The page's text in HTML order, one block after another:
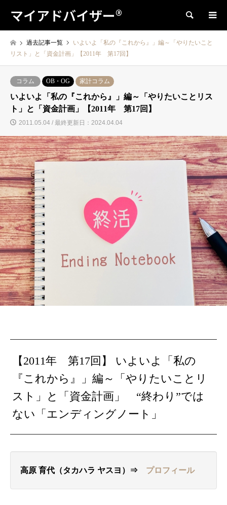
マイアドバイザー® 検索
過去記事一覧
いよいよ「私の『これから』」編～「やりたいこと
リスト」と「資金計画」【2011年 第17回】
コラム OB・OG 家計コラム
いよいよ「私の『これから』」編～「やりたいことリス
ト」と「資金計画」【2011年 第17回】
2011.05.04 / 最終更新日：2024.04.04
【2011年 第17回】 いよいよ「私の
『これから』」編～「やりたいことリ
スト」と「資金計画」 “終わり ”では
ない「エンデ ィ ング ノ ート」
高原 育代（タカハラ ヤスヨ）⇒ プロフィール